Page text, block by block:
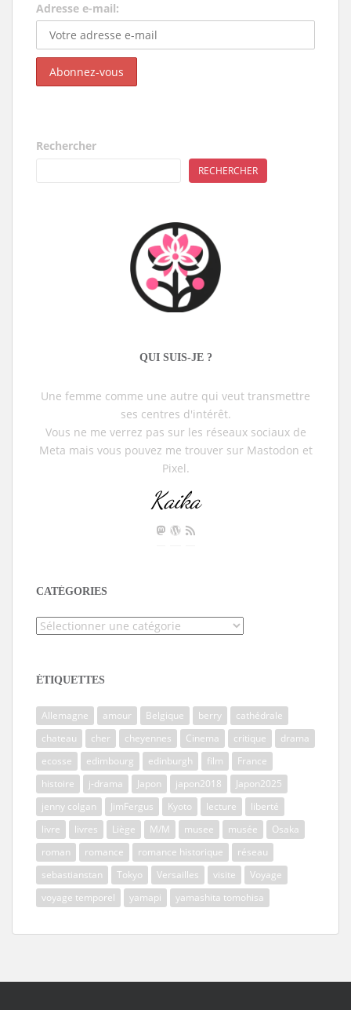
Adresse e-mail:
Rechercher
RECHERCHER
QUI SUIS-JE ?
Une femme comme une autre qui veut transmettre
ses centres d'intérêt.
Vous ne me verrez pas sur les réseaux sociaux de
Meta mais vous pouvez me trouver sur Mastodon et
Pixel.
Kaika
CATÉGORIES
Catégories
ÉTIQUETTES
Allemagne amour Belgique berry
cathédrale
chateau
cher cheyennes Cinema critique
drama
ecosse
edimbourg edinburgh film
France
histoire
j-drama Japon japon2018
Japon2025
jenny colgan
JimFergus Kyoto lecture
liberté
livre
livres Liège M/M musee musée
Osaka
roman
romance romance historique
réseau
sebastianstan
Tokyo Versailles visite
Voyage
voyage temporel
yamapi yamashita tomohisa